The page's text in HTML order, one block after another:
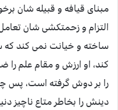
مبنای قیافه و قبیله شان
التزام و زحمتکشی شان
ساخته و خیانت نمی کند که
کند، او ارزش و مقام علم را
را بر دوش گرفته است، پس
دینش را بخاطر متاع ناچیز